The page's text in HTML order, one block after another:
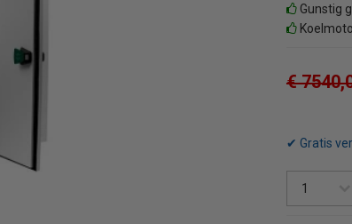
Gunstig
€
✔ Gratis